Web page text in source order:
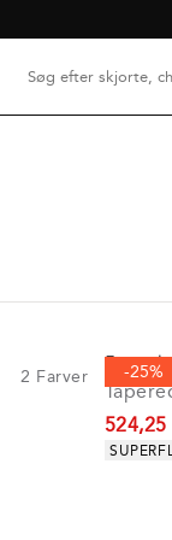
2 Farver -25%
5-
524,25